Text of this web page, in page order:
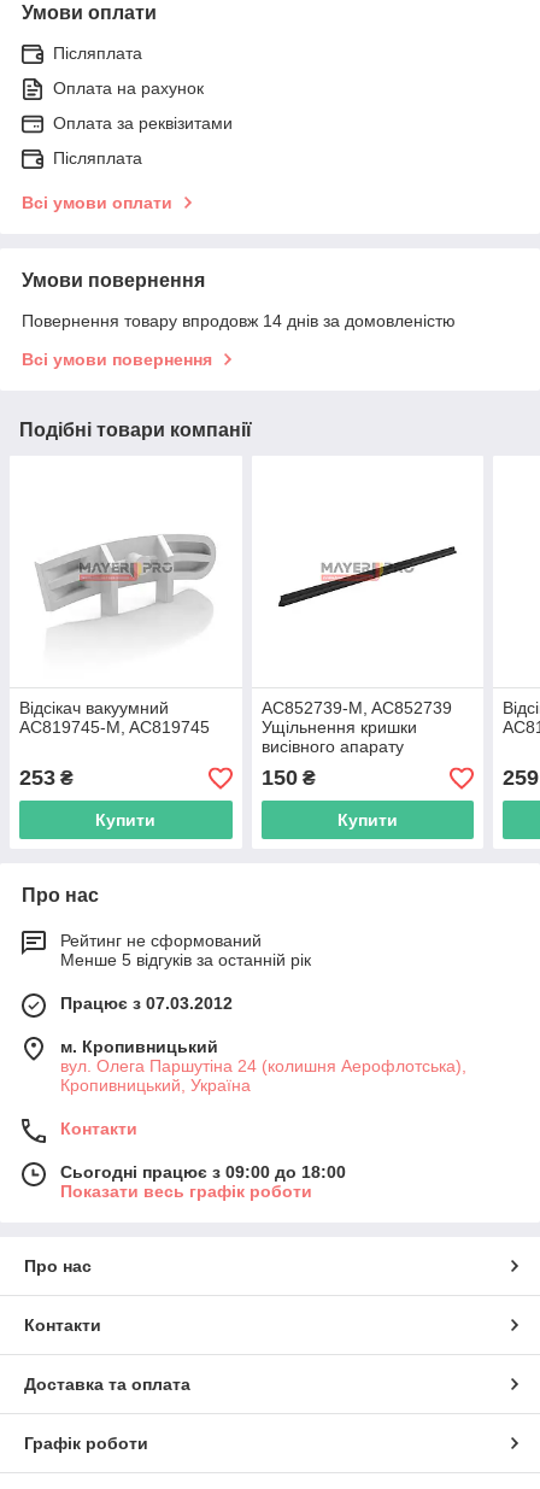
Умови оплати
Післяплата
Оплата на рахунок
Оплата за реквізитами
Післяплата
Всі умови оплати
Умови повернення
Повернення товару впродовж 14 днів за домовленістю
Всі умови повернення
Подібні товари компанії
Відсікач вакуумний
AC819745-M, AC819745
253 ₴
Купити
AC852739-M, AC852739
Ущільнення кришки
висівного апарату
150₴
Купити
259
Про нас
Рейтинг не сформований
Менше 5 відгуків за останній рік
Працює з 07.03.2012
м. Кропивницький
вул. Олега Паршутіна 24 (колишня Аерофлотська),
Кропивницький, Україна
Контакти
Сьогодні працює з 09:00 до 18:00
Показати весь графік роботи
Про нас
Контакти
Доставка та оплата
Графік роботи